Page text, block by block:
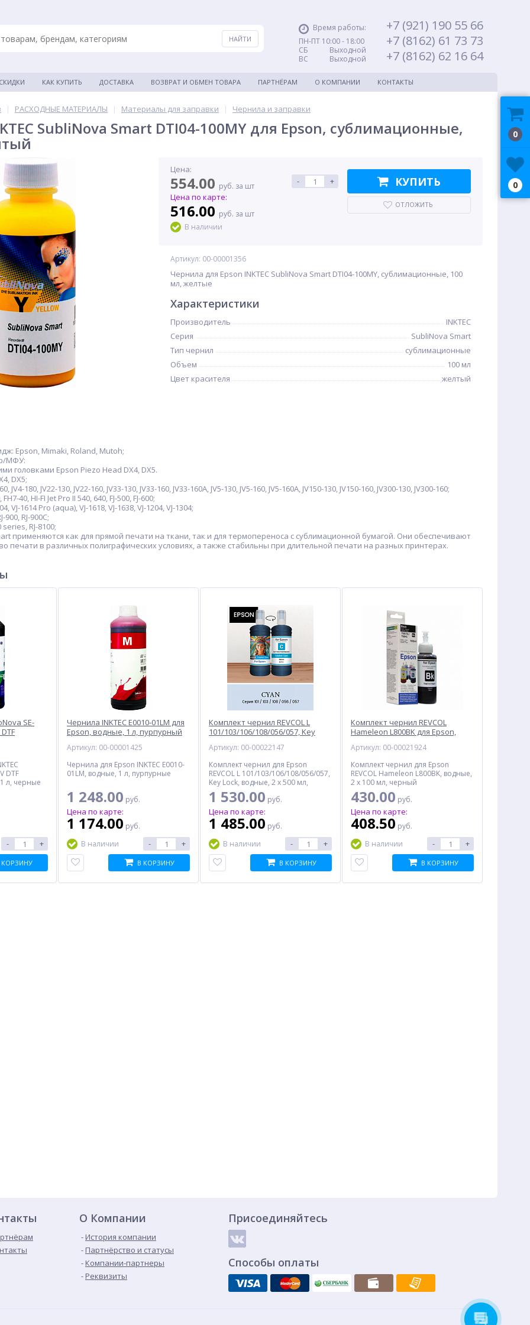
Время работы:
ПН-ПТ 10:00 - 18:00
СБ Выходной
ВС Выходной
+7 (921) 190 55 66
+7 (8162) 61 73 73
+7 (8162) 62 16 64
КАК КУПИТЬ ДОСТАВКА ВОЗВРАТ И ОБМЕН ТОВАРА ПАРТНЁРАМ О КОМПАНИИ КОНТАКТЫ
| РАСХОДНЫЕ МАТЕРИАЛЫ | Материалы для заправки | Чернила и заправки
SubliNova Smart DTI04-100MY для Epson, сублимационные,
Цена:
554.00 руб. за шт
Цена по карте:
516.00 руб. за шт
В наличии
- + КУПИТЬ
ОТЛОЖИТЬ
Артикул: 00-00001356
Чернила для Epson INKTEC SubliNova Smart DTI04-100MY, сублимационные, 100
мл, желтые
Характеристики
Производитель
INKTEC
Серия
SubliNova Smart
Тип чернил
сублимационные
Объем
100 мл
Цвет красителя
желтый
Epson, Mimaki, Roland, Mutoh;
МФУ:
головками Epson Piezo Head DX4, DX5.
DX5;
JV4-180, JV22-130, JV22-160, JV33-130, JV33-160, JV33-160A, JV5-130, JV5-160, JV5-160A, JV150-130, JV150-160, JV300-130, JV300-160;
40, HI-FI Jet Pro II 540, 640, FJ-500, FJ-600;
VJ-1614 Pro (aqua), VJ-1618, VJ-1638, VJ-1204, VJ-1304;
RJ-900C;
RJ-8100;
применяются как для прямой печати на ткани, так и для термопереноса с сублимационной бумагой. Они обеспечивают
печати в различных полиграфических условиях, а также стабильны при длительной печати на разных принтерах.
SE-
DTF
л, черные
- +
КОРЗИНУ
Чернила INKTEC E0010-01LM для
Epson, водные, 1 л, пурпурный
Артикул: 00-00001425
Чернила для Epson INKTEC E0010-
01LM, водные, 1 л, пурпурные
1 248.00 руб.
Цена по карте:
1 174.00 руб.
В наличии
- +
В КОРЗИНУ
Комплект чернил REVCOL L
101/103/106/108/056/057, Key
голубой
Артикул: 00-00022147
Комплект чернил для Epson
REVCOL L 101/103/106/108/056/057,
Key Lock, водные, 2 x 500 мл,
голубой
1 530.00 руб.
Цена по карте:
1 485.00 руб.
В наличии
- +
В КОРЗИНУ
Комплект чернил REVCOL
Hameleon L800BK для Epson,
Артикул: 00-00021924
Комплект чернил для Epson
REVCOL Hameleon L800BK, водные,
2 x 100 мл, черный
430.00 руб.
Цена по карте:
408.50 руб.
В наличии
- +
В КОРЗИНУ
О Компании
История компании
Партнёрство и статусы
Компании-партнеры
Реквизиты
Присоединяйтесь
Способы оплаты
0
0